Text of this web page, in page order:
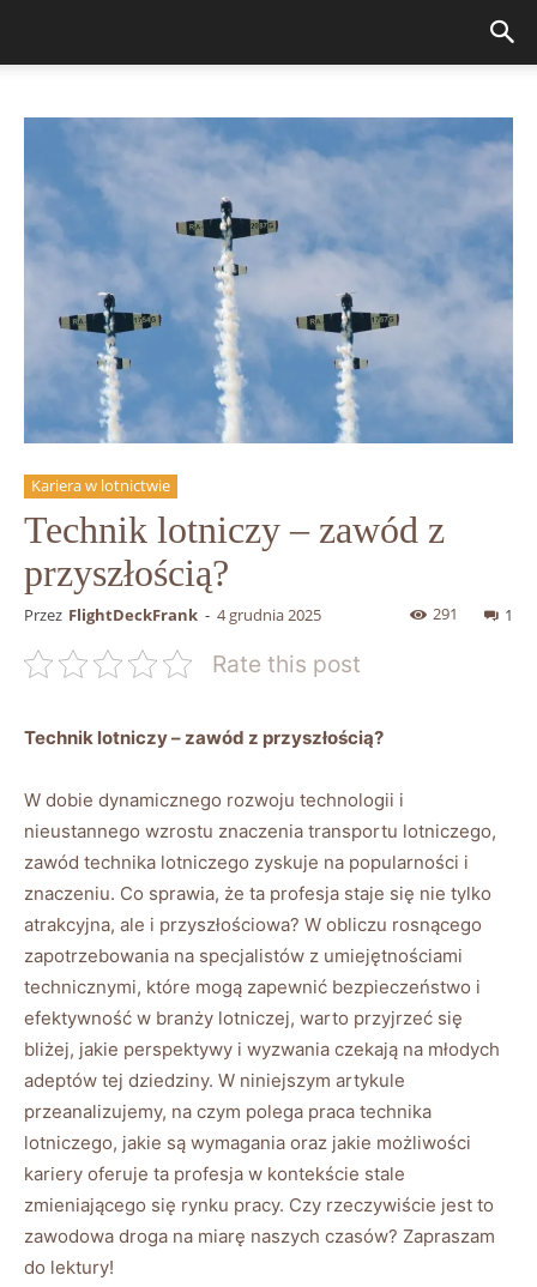
Kariera w lotnictwie
Technik lotniczy – zawód z
przyszłością?
Przez FlightDeckFrank - 4 grudnia 2025 1
291
Rate this post
Technik lotniczy – zawód z przyszłością?
W dobie dynamicznego rozwoju technologii i
nieustannego wzrostu znaczenia transportu lotniczego,
zawód technika lotniczego zyskuje na popularności i
znaczeniu. Co sprawia, że ta profesja staje się nie tylko
atrakcyjna, ale i przyszłościowa? W obliczu rosnącego
zapotrzebowania na specjalistów z umiejętnościami
technicznymi, które mogą zapewnić bezpieczeństwo i
efektywność w branży lotniczej, warto przyjrzeć się
bliżej, jakie perspektywy i wyzwania czekają na młodych
adeptów tej dziedziny. W niniejszym artykule
przeanalizujemy, na czym polega praca technika
lotniczego, jakie są wymagania oraz jakie możliwości
kariery oferuje ta profesja w kontekście stale
zmieniającego się rynku pracy. Czy rzeczywiście jest to
zawodowa droga na miarę naszych czasów? Zapraszam
do lektury!